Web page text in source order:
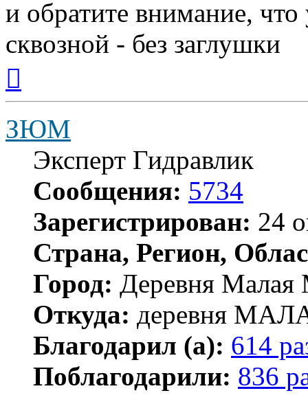
и обратите внимание,
сквозной - без заглушки
началу
ЗЮМ
Эксперт Гидравлик
Сообщения: 5734
Зарегистрирован: 24
Страна, Регион,
Город: Деревня Малая
Откуда: деревня
Благодарил (а): 614
Поблагодарили: 836